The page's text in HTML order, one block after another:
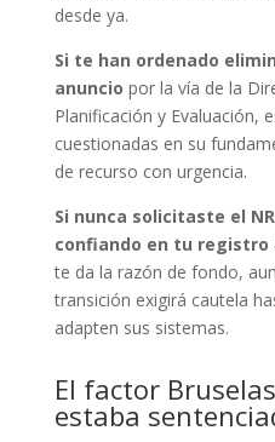
desde ya.
Si te han ordenado
anuncio por la vía de la
Planificación y Evaluación,
cuestionadas en su
de recurso con urgencia.
Si nunca solicitaste el
confiando en tu registro
te da la razón de fondo,
transición exigirá cautela
adapten sus sistemas.
El factor
estaba